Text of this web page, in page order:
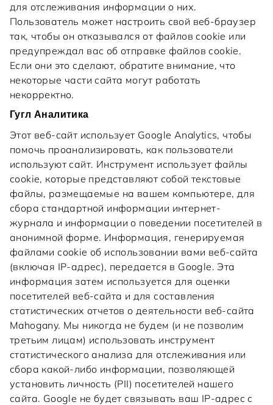
для отслеживания информации о них.
Пользователь может настроить свой веб-браузер
так, чтобы он отказывался от файлов cookie или
предупреждал вас об отправке файлов cookie.
Если они это сделают, обратите внимание, что
некоторые части сайта могут работать
некорректно.
Гугл Аналитика
Этот веб-сайт использует Google Analytics, чтобы
помочь проанализировать, как пользователи
используют сайт. Инструмент использует файлы
cookie, которые представляют собой текстовые
файлы, размещаемые на вашем компьютере, для
сбора стандартной информации интернет-
журнала и информации о поведении посетителей в
анонимной форме. Информация, генерируемая
файлами cookie об использовании вами веб-сайта
(включая IP-адрес), передается в Google. Эта
информация затем используется для оценки
посетителей веб-сайта и для составления
статистических отчетов о деятельности веб-сайта
Mahogany. Мы никогда не будем (и не позволим
третьим лицам) использовать инструмент
статистического анализа для отслеживания или
сбора какой-либо информации, позволяющей
установить личность (PII) посетителей нашего
сайта. Google не будет связывать ваш IP-адрес с